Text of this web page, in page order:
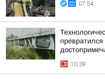
07:54
10:39